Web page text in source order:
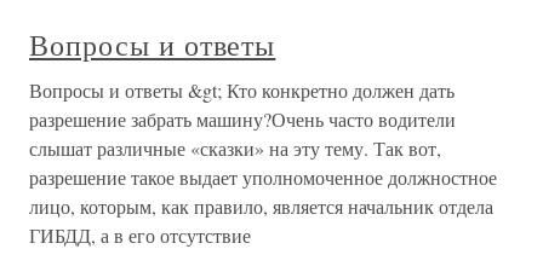
Вопросы и ответы
Вопросы и ответы &gt; Кто конкретно должен дать
разрешение забрать машину?Очень часто водители
слышат различные «сказки» на эту тему. Так вот,
разрешение такое выдает уполномоченное должностное
лицо, которым, как правило, является начальник отдела
ГИБДД, а в его отсутствие